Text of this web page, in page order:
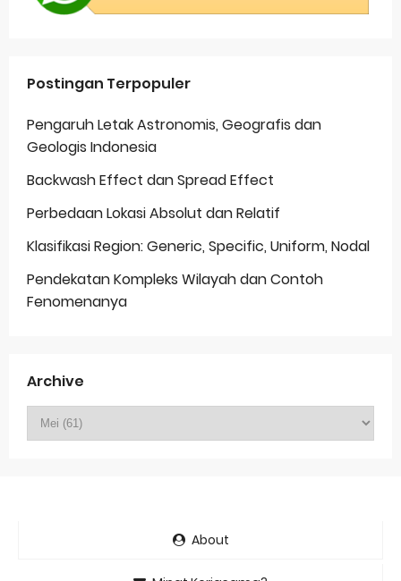
Postingan Terpopuler
Pengaruh Letak Astronomis, Geografis dan
Geologis Indonesia
Backwash Effect dan Spread Effect
Perbedaan Lokasi Absolut dan Relatif
Klasifikasi Region: Generic, Specific, Uniform, Nodal
Pendekatan Kompleks Wilayah dan Contoh
Fenomenanya
Archive
About